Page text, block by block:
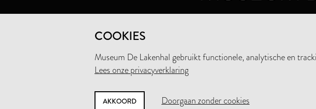
COOKIES
Museum De Lakenhal gebruikt functionele, analytische en
Lees onze privacyverklaring
AKKOORD Doorgaan zonder cookies
MUSEUM DE LAKENHAL
OUDE SINGEL 32
+31 (0)71 5165360